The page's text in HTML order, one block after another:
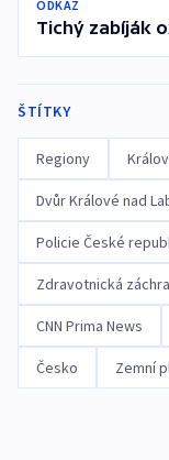
ODKAZ
Tichý zabíják
ŠTÍTKY
Regiony
Dvůr Králové nad
Policie České
Zdravotnická
CNN Prima News
Česko Zemní